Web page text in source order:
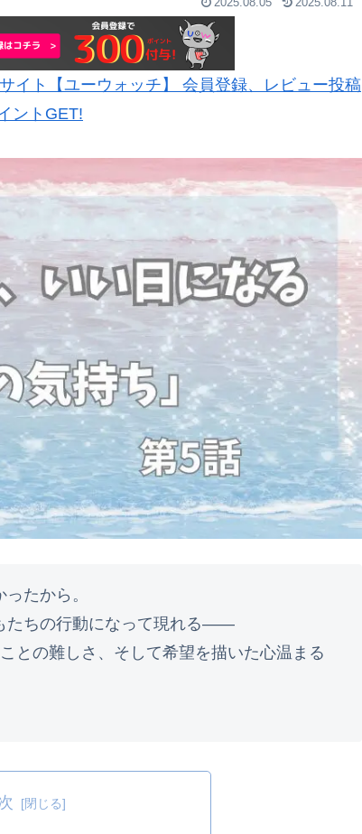
2025.08.05 2025.08.11
イト【ユーウォッチ】 会員登録、レビュー投稿
ントGET!
たから。
たちの行動になって現れる――
との難しさ、そして希望を描いた心温まる